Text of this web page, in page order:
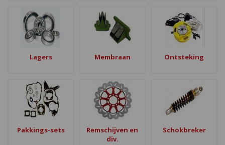
Lagers Membraan Ontsteking
Pakkings-sets
Remschijven en
div.
Schokbreker